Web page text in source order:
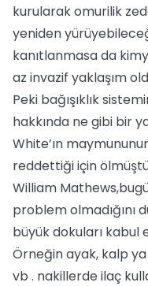
kurularak omurilik
yeniden
kanıtlanmasa da
az invazif yaklaşım
Peki bağışıklık
hakkında ne gibi bir
White’ın
reddettiği için
William
problem olmadığını
büyük dokuları kabul
Örneğin ayak, kalp
vb . nakillerde ilaç